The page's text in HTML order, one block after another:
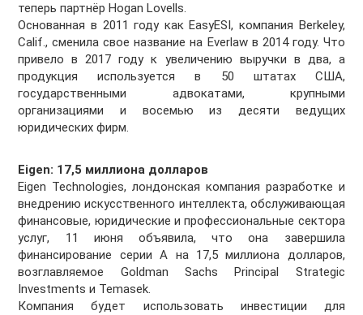
теперь партнёр Hogan Lovells.
Основанная в 2011 году как EasyESI, компания Berkeley,
Calif., сменила свое название на Everlaw в 2014 году. Что
привело в 2017 году к увеличению выручки в два, а
продукция используется в 50 штатах США,
государственными адвокатами, крупными
организациями и восемью из десяти ведущих
юридических фирм.
Eigen: 17,5 миллиона долларов
Eigen Technologies, лондонская компания разработке и
внедрению искусственного интеллекта, обслуживающая
финансовые, юридические и профессиональные сектора
услуг, 11 июня объявила, что она завершила
финансирование серии A на 17,5 миллиона долларов,
возглавляемое Goldman Sachs Principal Strategic
Investments и Temasek.
Компания будет использовать инвестиции для